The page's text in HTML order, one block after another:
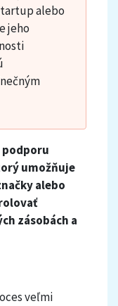
alebo
jeho
podporu
umožňuje
alebo
zásobách a
veľmi